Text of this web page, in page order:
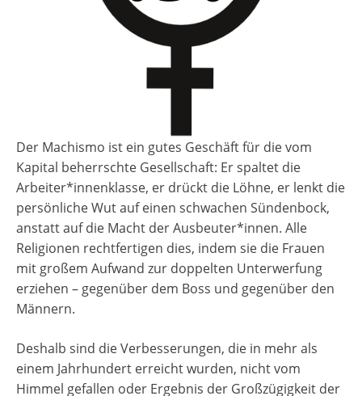
Der Machismo ist ein gutes Geschäft für die vom
Kapital beherrschte Gesellschaft: Er spaltet die
Arbeiter*innenklasse, er drückt die Löhne, er lenkt die
persönliche Wut auf einen schwachen Sündenbock,
anstatt auf die Macht der Ausbeuter*innen. Alle
Religionen rechtfertigen dies, indem sie die Frauen
mit großem Aufwand zur doppelten Unterwerfung
erziehen – gegenüber dem Boss und gegenüber den
Männern.
Deshalb sind die Verbesserungen, die in mehr als
einem Jahrhundert erreicht wurden, nicht vom
Himmel gefallen oder Ergebnis der Großzügigkeit der